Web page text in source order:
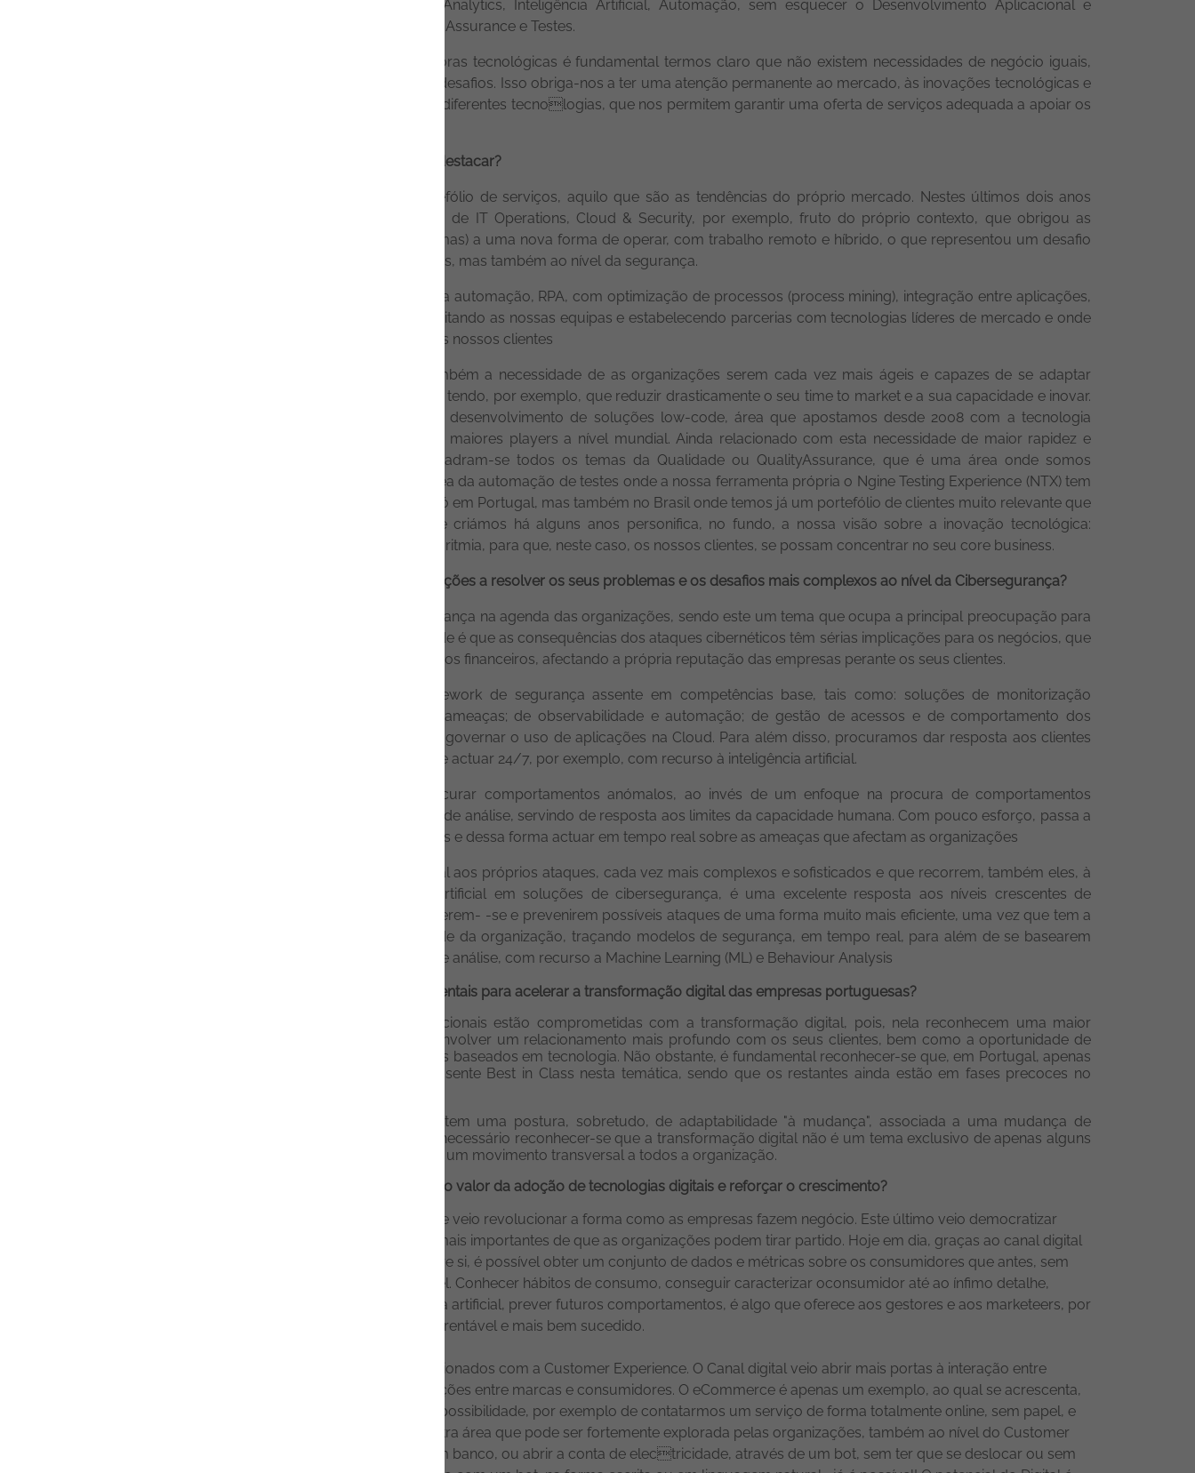
que são cada vez mais relevantes como Data Analytics, Inteligência Artificial, Automação, sem esquecer o Desenvolvimento Aplicacional e
desenvolvimento de Software e as áreas de Quality Assurance e Testes.
Para nós, que actuamos no universo das consultoras tecnológicas é fundamental termos claro que não existem necessidades de negócio iguais,
cada um tem as suas especificidades, requisitos e desafios. Isso obriga-nos a ter uma atenção permanente ao mercado, às inovações tecnológicas e
ao estabelecimento de parcerias estratégicas com diferentes tecnologias, que nos permitem garantir uma oferta de serviços adequada a apoiar os
E.D.: Que outras soluções e serviços gostariam de destacar?
Acompanhamos, na Noesis e no nosso portefólio de serviços, aquilo que são as tendências do próprio mercado. Nestes últimos dois anos
assistimos a um forte crescimento da nossa área de IT Operations, Cloud & Security, por exemplo, fruto do próprio contexto, que obrigou as
empresas a terem de se adaptar (e aos seus sistemas) a uma nova forma de operar, com trabalho remoto e híbrido, o que representou um desafio
acrescido na gestão da sua arquitectura de sistemas, mas também ao nível da segurança.
Por outro lado, todos os temas relacionados com a automação, RPA, com optimização de processos (process mining), integração entre aplicações,
foram áreas em que apostámos fortemente, capacitando as nossas equipas e estabelecendo parcerias com tecnologias líderes de mercado e onde
temos sentido cada vez mais procura, por parte dos nossos clientes
Por último, esta aceleração digital intensificou também a necessidade de as organizações serem cada vez mais ágeis e capazes de se adaptar
rapidamente às contingências do próprio mercado, tendo, por exemplo, que reduzir drasticamente o seu time to market e a sua capacidade e inovar.
Esse contexto foi também um acelerador para o desenvolvimento de soluções low-code, área que apostamos desde 2008 com a tecnologia
OutSystems e onde somos, actualmente, um dos maiores players a nível mundial. Ainda relacionado com esta necessidade de maior rapidez e
agilidade no desenvolvimento de soluções, enquadram-se todos os temas da Qualidade ou QualityAssurance, que é uma área onde somos
historicamente muito fortes, nomeadamente, na área da automação de testes onde a nossa ferramenta própria o Ngine Testing Experience (NTX) tem
tido cada vez maior penetração no mercado, não só em Portugal, mas também no Brasil onde temos já um portefólio de clientes muito relevante que
utilizam este nosso produto. Esta ferramenta que criámos há alguns anos personifica, no fundo, a nossa visão sobre a inovação tecnológica:
aproximá-la das pessoas e delegar funções na algoritmia, para que, neste caso, os nossos clientes, se possam concentrar no seu core business.
E.D.: Como é que a Noesis está a ajudar as organizações a resolver os seus problemas e os desafios mais complexos ao nível da Cibersegurança?
É inegável a relevância do tema de Cibersegurança na agenda das organizações, sendo este um tema que ocupa a principal preocupação para
cerca de 60% das empresas, em Portugal. A verdade é que as consequências dos ataques cibernéticos têm sérias implicações para os negócios, que
vai para além dos problemas operacionais e prejuízos financeiros, afectando a própria reputação das empresas perante os seus clientes.
A Noesis contempla, no seu portefólio, umframework de segurança assente em competências base, tais como: soluções de monitorização
avançada, capazes de identificar todo o tipo de ameaças; de observabilidade e automação; de gestão de acessos e de comportamento dos
utilizadores, em multi ambientes, e capacidade de governar o uso de aplicações na Cloud. Para além disso, procuramos dar resposta aos clientes
através do uso de tecnologias de ponta, capazes de actuar 24/7, por exemplo, com recurso à inteligência artificial.
O presente framework tem como propósito procurar comportamentos anómalos, ao invés de um enfoque na procura de comportamentos
maliciosos. Por outro lado, acrescenta capacidade de análise, servindo de resposta aos limites da capacidade humana. Com pouco esforço, passa a
ser possível monitorizar de forma completa as redes e dessa forma actuar em tempo real sobre as ameaças que afectam as organizações
Este tipo de resposta afigura-se como proporcional aos próprios ataques, cada vez mais complexos e sofisticados e que recorrem, também eles, à
inteligência artificial. A utilização da inteligência artificial em soluções de cibersegurança, é uma excelente resposta aos níveis crescentes de
ciberameaça, pois permite às organizações protegerem- -se e prevenirem possíveis ataques de uma forma muito mais eficiente, uma vez que tem a
capacidade de analisar os dados e visualizar a rede da organização, traçando modelos de segurança, em tempo real, para além de se basearem
também em modelos preditivos, de monitorização e análise, com recurso a Machine Learning (ML) e Behaviour Analysis
E.D.: Na vossa opinião, quais são os pilares fundamentais para acelerar a transformação digital das empresas portuguesas?
A esmagadora maioria das organizações nacionais estão comprometidas com a transformação digital, pois, nela reconhecem uma maior
probabilidade de eficiência de processos, de desenvolver um relacionamento mais profundo com os seus clientes, bem como a oportunidade de
criar novas fontes de receita de produtos e serviços baseados em tecnologia. Não obstante, é fundamental reconhecer-se que, em Portugal, apenas
uma pequena percentagem das organizações se sente Best in Class nesta temática, sendo que os restantes ainda estão em fases precoces no
Assim, é fundamental que as organizações adoptem uma postura, sobretudo, de adaptabilidade "à mudança", associada a uma mudança de
mentalidade, por parte dos quadros executivos. É necessário reconhecer-se que a transformação digital não é um tema exclusivo de apenas alguns
departamentos, ou do IT. A Transformação Digital é um movimento transversal a todos a organização.
Como é que as empresas devem tirar o máximo valor da adoção de tecnologias digitais e reforçar o crescimento?
O Digital abriu um "novo mundo" às empresas e veio revolucionar a forma como as empresas fazem negócio. Este último veio democratizar
oacesso aos dados e esse, diria, é um dos pontos mais importantes de que as organizações podem tirar partido. Hoje em dia, graças ao canal digital
e ao facto de tudo e todos estarem interligados entre si, é possível obter um conjunto de dados e métricas sobre os consumidores que antes, sem
tecnologia e sem o digital, não era, de todo, possível. Conhecer hábitos de consumo, conseguir caracterizar oconsumidor até ao ínfimo detalhe,
estabelecer padrões, até, com recurso à inteligência artificial, prever futuros comportamentos, é algo que oferece aos gestores e aos marketeers, por
exemplo, as bases para construir um negócio mais rentável e mais bem sucedido.
Em segundo lugar, destacaria todos os temas relacionados com a Customer Experience. O Canal digital veio abrir mais portas à interação entre
Cliente e Empresa, facilitando essas mesmas interações entre marcas e consumidores. O eCommerce é apenas um exemplo, ao qual se acrescenta,
por exemplo, a desmaterialização de processos, a possibilidade, por exemplo de contatarmos um serviço de forma totalmente online, sem papel, e
com uma assinatura digital, por exemplo. Este é outra área que pode ser fortemente explorada pelas organizações, também ao nível do Customer
Service. Imagina, por exemplo, abrir uma conta num banco, ou abrir a conta de electricidade, através de um bot, sem ter que se deslocar ou sem